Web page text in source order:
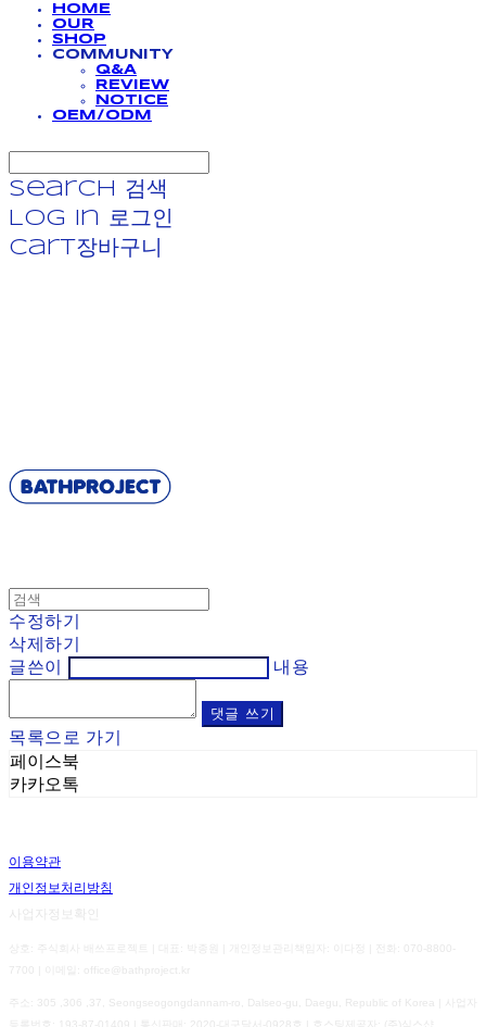
HOME
OUR
SHOP
COMMUNITY
Q&A
REVIEW
NOTICE
OEM/ODM
Search
검색
Log In
로그인
Cart장바구니
수정하기
삭제하기
글쓴이
내용
댓글 쓰기
목록으로 가기
페이스북
카카오톡
이용약관
개인정보처리방침
사업자정보확인
상호: 주식회사 배쓰프로젝트 | 대표: 박종원 | 개인정보관리책임자: 이다정 | 전화: 070-8800-
7700 | 이메일: office@bathproject.kr
주소: 305 ,306 ,37, Seongseogongdannam-ro, Dalseo-gu, Daegu, Republic of Korea | 사업자
193-87-01409 2020-대구달서-0928호 | 호스팅제공자: (주)식스샵